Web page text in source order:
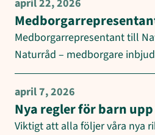
april 22, 2026
Medborgarrepresentant till
Naturråd – medborgare
april 7, 2026
Nya regler för barn
Viktigt att alla följer våra nya